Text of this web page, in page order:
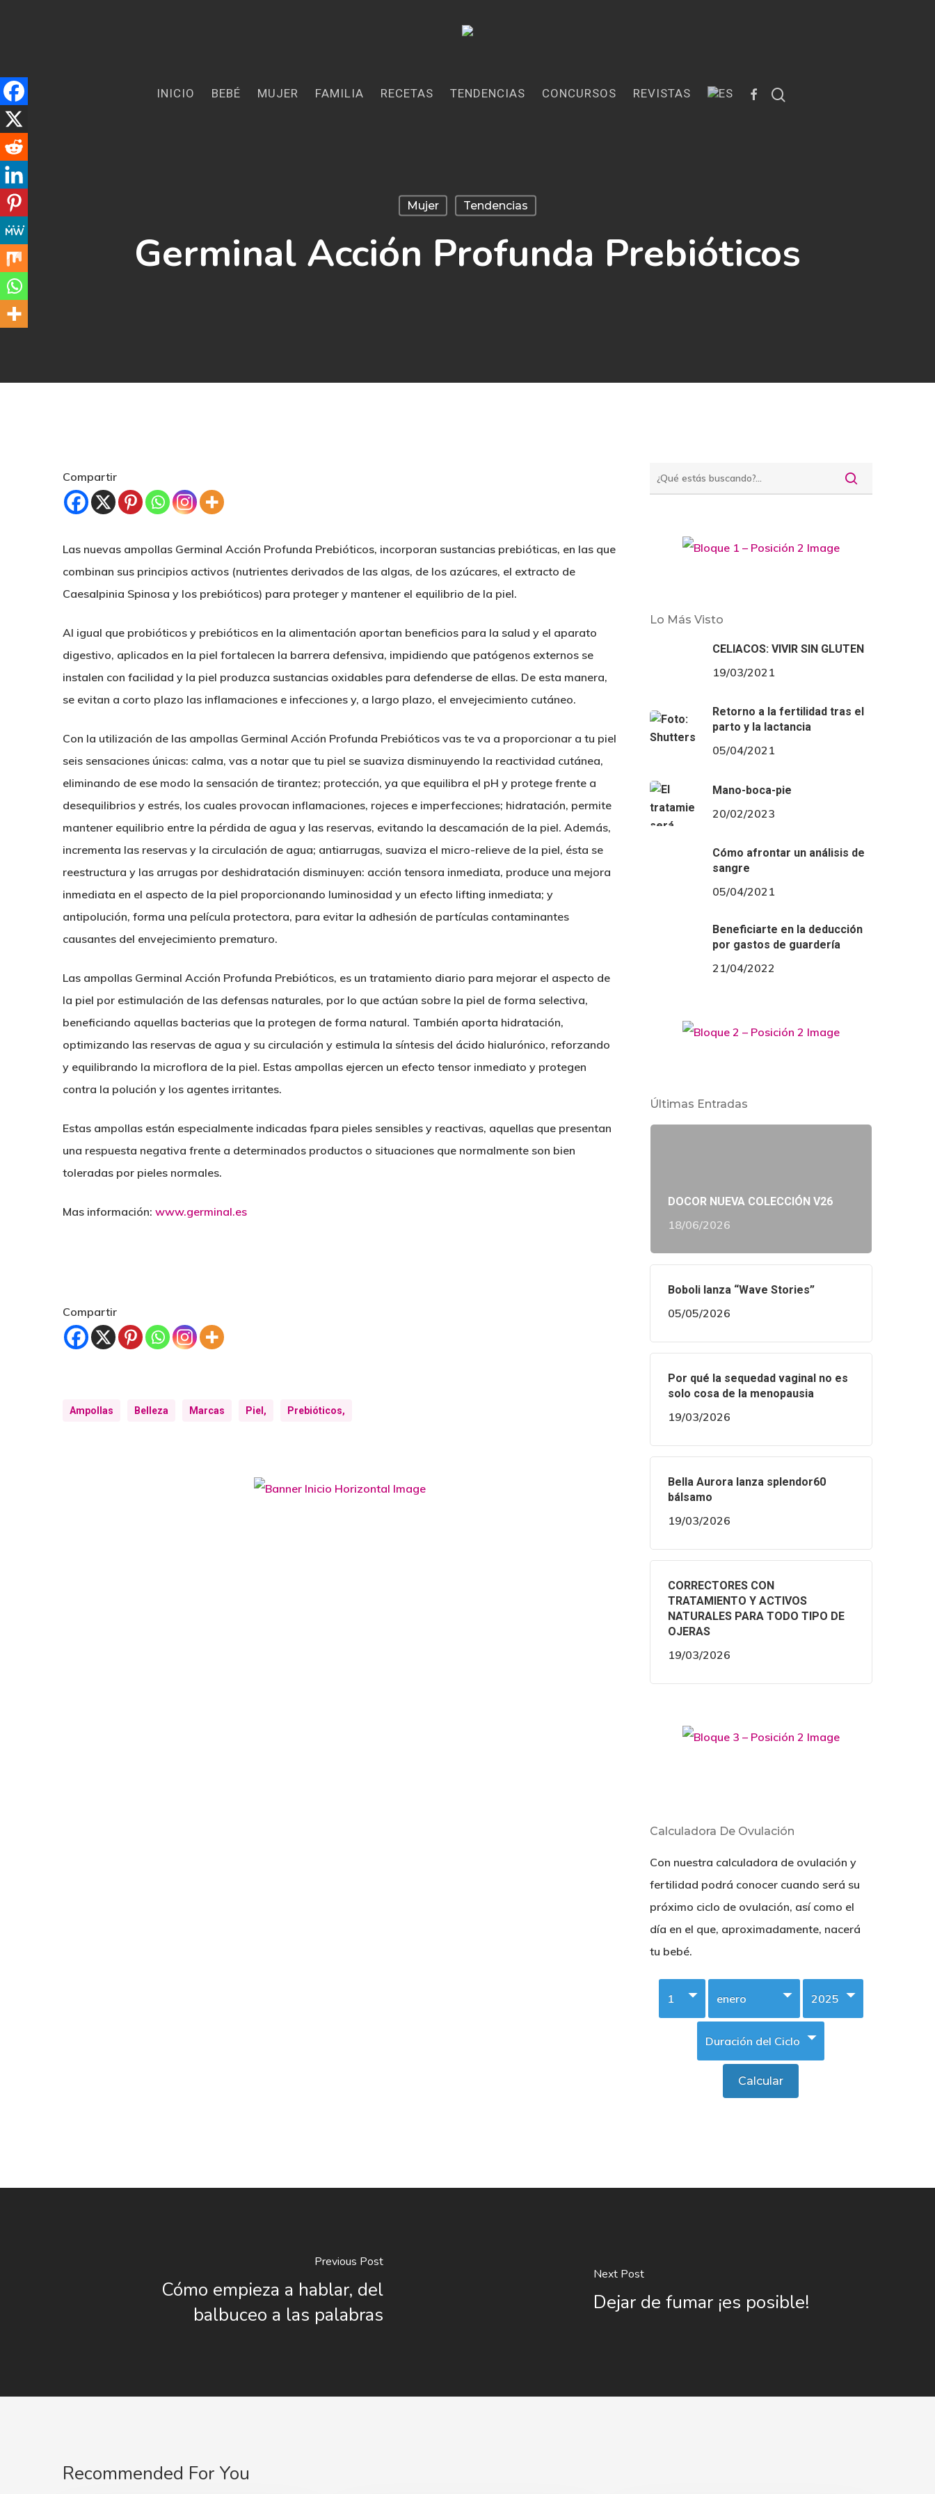
content
Hit enter to search or ESC to close
INICIO BEBÉ MUJER FAMILIA RECETAS TENDENCIAS CONCURSOS REVISTAS FACEBOOK
Mujer Tendencias
Germinal Acción Profunda Prebióticos
Compartir
Las nuevas ampollas Germinal Acción Profunda Prebióticos, incorporan sustancias prebióticas, en las que
combinan sus principios activos (nutrientes derivados de las algas, de los azúcares, el extracto de
Caesalpinia Spinosa y los prebióticos) para proteger y mantener el equilibrio de la piel.
Al igual que probióticos y prebióticos en la alimentación aportan beneficios para la salud y el aparato
digestivo, aplicados en la piel fortalecen la barrera defensiva, impidiendo que patógenos externos se
instalen con facilidad y la piel produzca sustancias oxidables para defenderse de ellas. De esta manera,
se evitan a corto plazo las inflamaciones e infecciones y, a largo plazo, el envejecimiento cutáneo.
Con la utilización de las ampollas Germinal Acción Profunda Prebióticos vas te va a proporcionar a tu piel
seis sensaciones únicas: calma, vas a notar que tu piel se suaviza disminuyendo la reactividad cutánea,
eliminando de ese modo la sensación de tirantez; protección, ya que equilibra el pH y protege frente a
desequilibrios y estrés, los cuales provocan inflamaciones, rojeces e imperfecciones; hidratación, permite
mantener equilibrio entre la pérdida de agua y las reservas, evitando la descamación de la piel. Además,
incrementa las reservas y la circulación de agua; antiarrugas, suaviza el micro-relieve de la piel, ésta se
reestructura y las arrugas por deshidratación disminuyen: acción tensora inmediata, produce una mejora
inmediata en el aspecto de la piel proporcionando luminosidad y un efecto lifting inmediata; y
antipolución, forma una película protectora, para evitar la adhesión de partículas contaminantes
causantes del envejecimiento prematuro.
Las ampollas Germinal Acción Profunda Prebióticos, es un tratamiento diario para mejorar el aspecto de
la piel por estimulación de las defensas naturales, por lo que actúan sobre la piel de forma selectiva,
beneficiando aquellas bacterias que la protegen de forma natural. También aporta hidratación,
optimizando las reservas de agua y su circulación y estimula la síntesis del ácido hialurónico, reforzando
y equilibrando la microflora de la piel. Estas ampollas ejercen un efecto tensor inmediato y protegen
contra la polución y los agentes irritantes.
Estas ampollas están especialmente indicadas fpara pieles sensibles y reactivas, aquellas que presentan
una respuesta negativa frente a determinados productos o situaciones que normalmente son bien
toleradas por pieles normales.
Mas información: www.germinal.es
Compartir
Ampollas Belleza Marcas Piel, Prebióticos,
Lo Más Visto
CELIACOS: VIVIR SIN GLUTEN
19/03/2021
Retorno a la fertilidad tras el
parto y la lactancia
05/04/2021
Mano-boca-pie
20/02/2023
Cómo afrontar un análisis de
sangre
05/04/2021
Beneficiarte en la deducción
por gastos de guardería
21/04/2022
Últimas Entradas
DOCOR NUEVA COLECCIÓN V26
18/06/2026
Boboli lanza “Wave Stories”
05/05/2026
Por qué la sequedad vaginal no es
solo cosa de la menopausia
19/03/2026
Bella Aurora lanza splendor60
bálsamo
19/03/2026
CORRECTORES CON
TRATAMIENTO Y ACTIVOS
NATURALES PARA TODO TIPO DE
OJERAS
19/03/2026
Calculadora De Ovulación
Con nuestra calculadora de ovulación y
fertilidad podrá conocer cuando será su
próximo ciclo de ovulación, así como el
día en el que, aproximadamente, nacerá
tu bebé.
Previous Post
Cómo empieza a hablar, del
balbuceo a las palabras
Next Post
Dejar de fumar ¡es posible!
Recommended For You